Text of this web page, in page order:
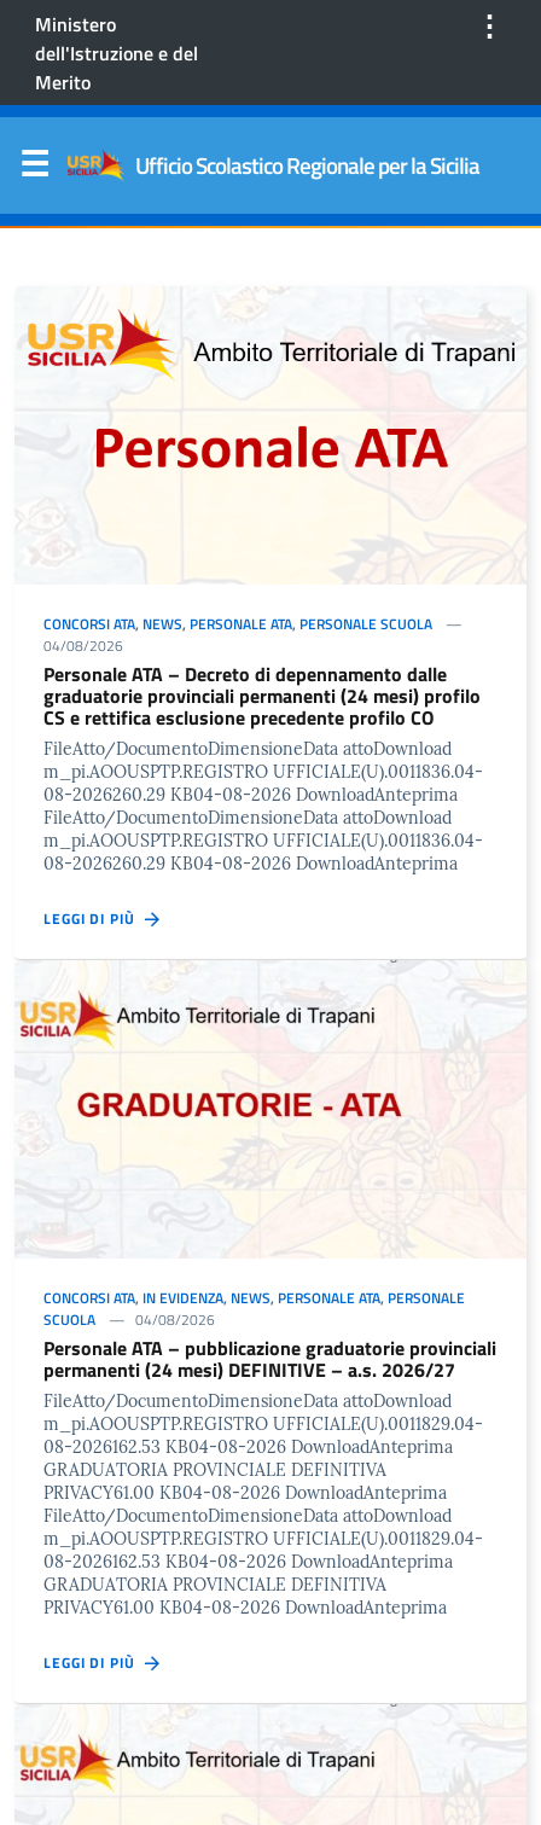
Ministero
dell'Istruzione e del
Merito
⋮
Ufficio Scolastico Regionale per la Sicilia
CONCORSI ATA, NEWS, PERSONALE ATA, PERSONALE SCUOLA
04/08/2026
Personale ATA – Decreto di depennamento dalle
graduatorie provinciali permanenti (24 mesi) profilo
CS e rettifica esclusione precedente profilo CO
FileAtto/DocumentoDimensioneData attoDownload
m_pi.AOOUSPTP.REGISTRO UFFICIALE(U).0011836.04-
08-2026260.29 KB04-08-2026 DownloadAnteprima
FileAtto/DocumentoDimensioneData attoDownload
m_pi.AOOUSPTP.REGISTRO UFFICIALE(U).0011836.04-
08-2026260.29 KB04-08-2026 DownloadAnteprima
LEGGI DI PIÙ
CONCORSI ATA, IN EVIDENZA, NEWS, PERSONALE ATA, PERSONALE
SCUOLA
04/08/2026
Personale ATA – pubblicazione graduatorie provinciali
permanenti (24 mesi) DEFINITIVE – a.s. 2026/27
FileAtto/DocumentoDimensioneData attoDownload
m_pi.AOOUSPTP.REGISTRO UFFICIALE(U).0011829.04-
08-2026162.53 KB04-08-2026 DownloadAnteprima
GRADUATORIA PROVINCIALE DEFINITIVA
PRIVACY61.00 KB04-08-2026 DownloadAnteprima
FileAtto/DocumentoDimensioneData attoDownload
m_pi.AOOUSPTP.REGISTRO UFFICIALE(U).0011829.04-
08-2026162.53 KB04-08-2026 DownloadAnteprima
GRADUATORIA PROVINCIALE DEFINITIVA
PRIVACY61.00 KB04-08-2026 DownloadAnteprima
LEGGI DI PIÙ